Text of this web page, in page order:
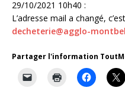
29/10/2021 10h40 :
L’adresse mail a changé,
decheterie@agglo-
Partager l'information